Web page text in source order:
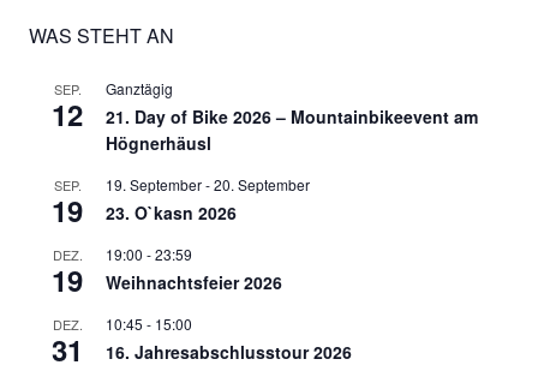
WAS STEHT AN
SEP.
12
Ganztägig
21. Day of Bike 2026 – Mountainbikeevent am
Högnerhäusl
SEP.
19
19. September-20. September
23. O`kasn 2026
DEZ.
19
19:00 -23:59
Weihnachtsfeier 2026
DEZ.
31
10:45 - 15:00
16. Jahresabschlusstour 2026